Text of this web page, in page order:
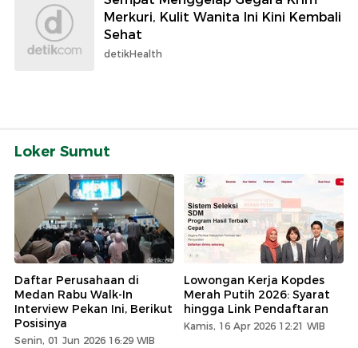
Merkuri, Kulit Wanita Ini Kini Kembali
Sehat
detikHealth
Loker Sumut
Daftar Perusahaan di
Medan Rabu Walk-In
Interview Pekan Ini, Berikut
Posisinya
Senin, 01 Jun 2026 16:29 WIB
Lowongan Kerja Kopdes
Merah Putih 2026: Syarat
hingga Link Pendaftaran
Kamis, 16 Apr 2026 12:21 WIB